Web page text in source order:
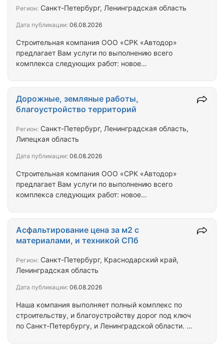
площадок из асфальтобетонных смесей, отсыпка
плитки, укладка бетонной газонной решетки
Строительная компания ООО «СРК «Автодор»
предлагает Вам услуги по выполнению всего
комплекса следующих работ: новое
автомобильных дорог и дворовых территорий.
Благоустройство территорий: асфальтирование
и устройство проездов, пешеходных дорожек и
площадок из асфальтобетонных смесей, отсыпка
установка бортовых камней, укладка тротуарной
(Экопарковка), устройство дорожек…
Регион: Санкт-Петербург, Ленинградская область
Дата публикации: 06.08.2026
Строительная компания ООО «СРК «Автодор»
предлагает Вам услуги по выполнению всего
комплекса следующих работ: новое
автомобильных дорог и дворовых территорий.
Благоустройство территорий: асфальтирование
и устройство проездов, пешеходных дорожек и
площадок из асфальтобетонных смесей, отсыпка
установка бортовых камней, укладка тротуарной
(Экопарковка), устройство…
Дорожные, земляные работы,
благоустройство территорий
Регион: Санкт-Петербург, Ленинградская область,
Липецкая область
Дата публикации: 06.08.2026
Наша компания выполняет полный комплекс по
строительству, и благоустройству дорог под ключ
по Санкт-Петербургу, и Ленинградской области. В
Асфальтирование цена за м2 с
материалами, и техникой СПб
Регион: Санкт-Петербург, Краснодарский край,
Ленинградская область
Дата публикации: 06.08.2026